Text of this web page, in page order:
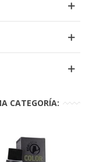
CATEGORÍA: